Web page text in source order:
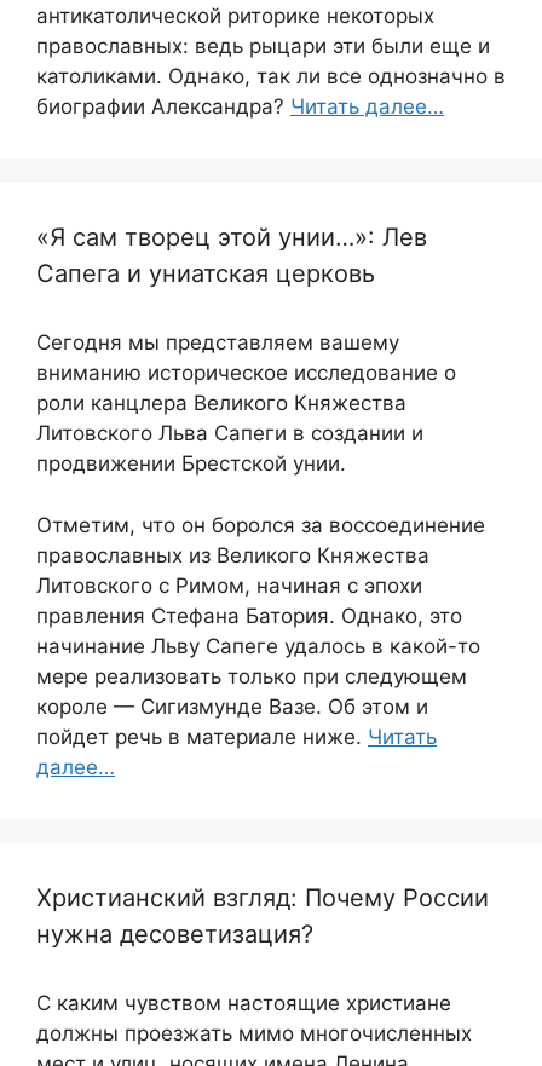
антикатолической риторике некоторых
православных: ведь рыцари эти были еще и
католиками. Однако, так ли все однозначно в
биографии Александра? Читать далее…
«Я сам творец этой унии…»: Лев
Сапега и униатская церковь
Сегодня мы представляем вашему
вниманию историческое исследование о
роли канцлера Великого Княжества
Литовского Льва Сапеги в создании и
продвижении Брестской унии.
Отметим, что он боролся за воссоединение
православных из Великого Княжества
Литовского с Римом, начиная с эпохи
правления Стефана Батория. Однако, это
начинание Льву Сапеге удалось в какой-то
мере реализовать только при следующем
короле — Сигизмунде Вазе. Об этом и
пойдет речь в материале ниже. Читать
далее…
Христианский взгляд: Почему России
нужна десоветизация?
С каким чувством настоящие христиане
должны проезжать мимо многочисленных